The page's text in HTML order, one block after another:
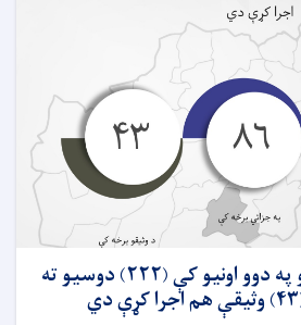
د زابل ولايت محاکمو په دوو اونيو کې (۲۲۲) دوسیو ته